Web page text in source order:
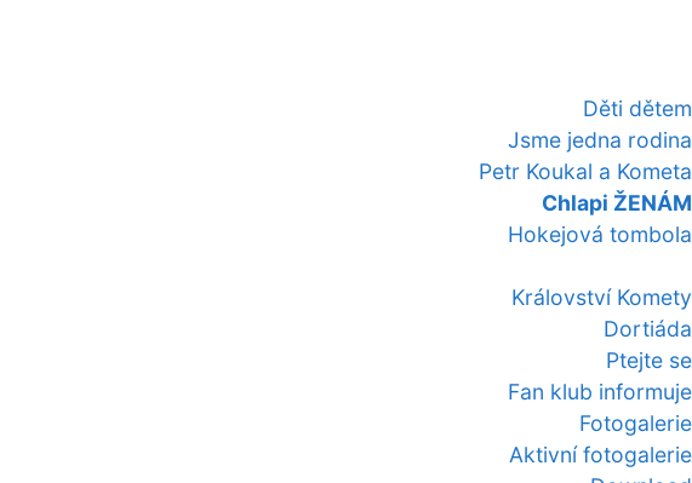
Děti dětem
Jsme jedna rodina
Petr Koukal a Kometa
Chlapi ŽENÁM
Hokejová tombola
Království Komety
Dortiáda
Ptejte se
Fan klub informuje
Fotogalerie
Aktivní fotogalerie